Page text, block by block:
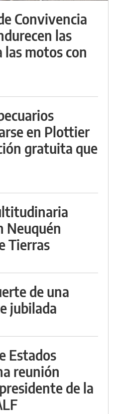
Convivencia
las
motos con
en Plottier
gratuita que
Neuquén
Tierras
de una
jubilada
Estados
reunión
de la